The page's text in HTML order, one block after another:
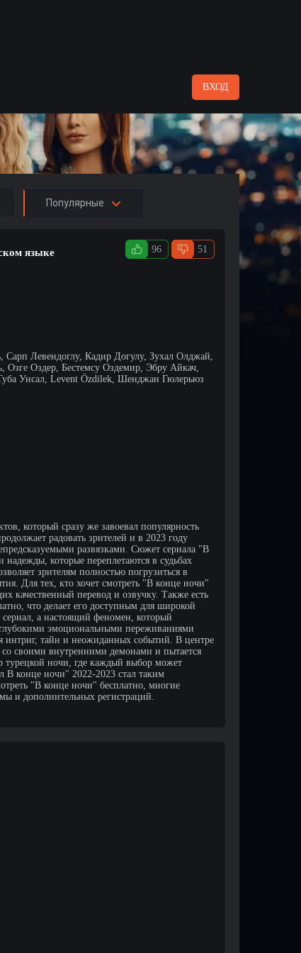
ВХОД
Популярные
языке 96 51
Сарп Левендоглу, Кадир Догулу, Зухал Олджай,
Оздер, Бестемсу Оздемир, Эбру Айкач,
Унсал, Levent Özdilek, Шенджан Гюлерьюз
который сразу же завоевал популярность
радовать зрителей и в 2023 году
развязками. Сюжет сериала "В
которые переплетаются в судьбах
зрителям полностью погрузиться в
Для тех, кто хочет смотреть "В конце ночи"
качественный перевод и озвучку. Также есть
что делает его доступным для широкой
а настоящий феномен, который
эмоциональными переживаниями
интриг, тайн и неожиданных событий. В центре
своими внутренними демонами и пытается
турецкой ночи, где каждый выбор может
В конце ночи" 2022-2023 стал таким
"В конце ночи" бесплатно, многие
и дополнительных регистраций.